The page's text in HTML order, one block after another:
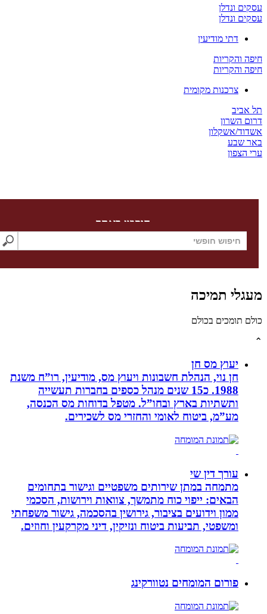
ונדלן
ונדלן
דתי מודיעין
צרכנות מקומית
אשקלון
חיפוש באתר
תמיכה
בכולם
יעוץ מס חן
חן נוי, הנהלת חשבונות ויעוץ מס, מודיעין, רו”ח משנת
1988. כ15 שנים מנהל כספים בחברות תעשייה
ותשתיות בארץ ובחו”ל. מטפל בדוחות מס הכנסה,
מע”מ, ביטוח לאומי והחזרי מס לשכירים.
עורך דין שי
מתמחה במתן שירותים משפטיים וגישור בתחומים
הבאים: ייפוי כוח מתמשך, צוואות וירושות, הסכמי
ממון וידועים בציבור, גירושין בהסכמה, גישור משפחתי
ומשפטי, תביעות ביטוח ונזיקין, דיני מקרקעין וחוזים.
פורום המומחים נטוורקינג